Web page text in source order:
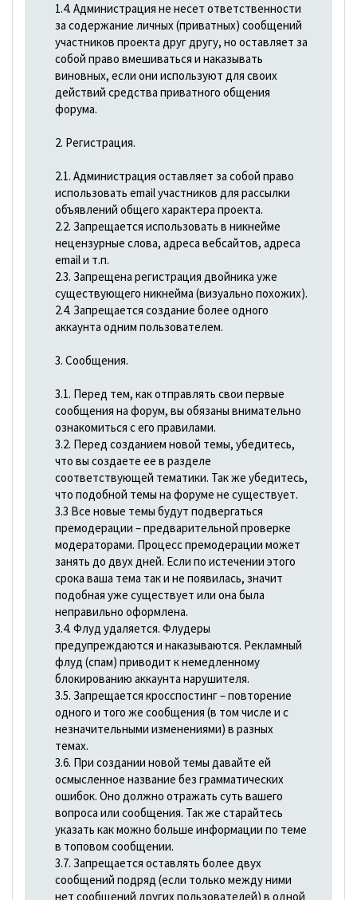
1.4. Администрация не несет ответственности
за содержание личных (приватных) сообщений
участников проекта друг другу, но оставляет за
собой право вмешиваться и наказывать
виновных, если они используют для своих
действий средства приватного общения
форума.
2. Регистрация.
2.1. Администрация оставляет за собой право
использовать email участников для рассылки
объявлений общего характера проекта.
2.2. Запрещается использовать в никнейме
нецензурные слова, адреса вебсайтов, адреса
email и т.п.
2.3. Запрещена регистрация двойника уже
существующего никнейма (визуально похожих).
2.4. Запрещается создание более одного
аккаунта одним пользователем.
3. Сообщения.
3.1. Перед тем, как отправлять свои первые
сообщения на форум, вы обязаны внимательно
ознакомиться с его правилами.
3.2. Перед созданием новой темы, убедитесь,
что вы создаете ее в разделе
соответствующей тематики. Так же убедитесь,
что подобной темы на форуме не существует.
3.3 Все новые темы будут подвергаться
премодерации – предварительной проверке
модераторами. Процесс премодерации может
занять до двух дней. Если по истечении этого
срока ваша тема так и не появилась, значит
подобная уже существует или она была
неправильно оформлена.
3.4. Флуд удаляется. Флудеры
предупреждаются и наказываются. Рекламный
флуд (спам) приводит к немедленному
блокированию аккаунта нарушителя.
3.5. Запрещается кросспостинг – повторение
одного и того же сообщения (в том числе и с
незначительными изменениями) в разных
темах.
3.6. При создании новой темы давайте ей
осмысленное название без грамматических
ошибок. Оно должно отражать суть вашего
вопроса или сообщения. Так же старайтесь
указать как можно больше информации по теме
в топовом сообщении.
3.7. Запрещается оставлять более двух
сообщений подряд (если только между ними
нет сообщений других пользователей) в одной